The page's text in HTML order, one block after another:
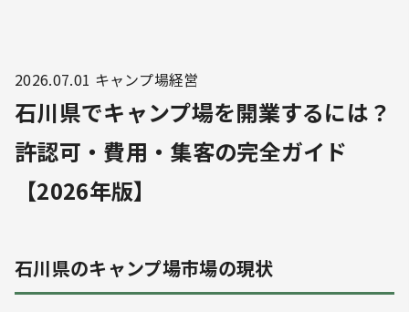
2026.07.01 キャンプ場経営
石川県でキャンプ場を開業するには？
許認可・費用・集客の完全ガイド
【2026年版】
石川県のキャンプ場市場の現状